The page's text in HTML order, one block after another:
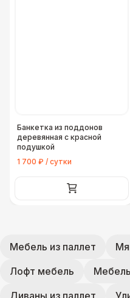
Банкетка из поддонов
деревянная с красной
подушкой
1 700 ₽ / сутки
Мебель из паллет
Лофт мебель
Диваны из паллет